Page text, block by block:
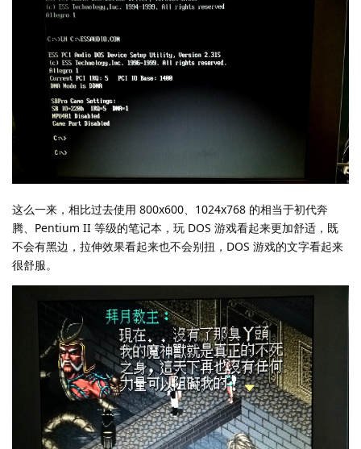
这么一来，相比过去使用 800x600、1024x768 的相当于初代奔
腾、Pentium II 等级的笔记本，玩 DOS 游戏看起来更加舒适，既
不会有黑边，拉伸效果看起来也不会别扭，DOS 游戏的文字看起来
很舒服。